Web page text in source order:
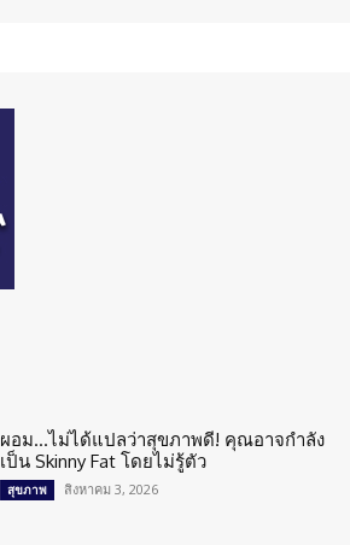
ผอม…ไม่ได้แปลว่าสุขภาพดี! คุณอาจกำลัง
เป็น Skinny Fat โดยไม่รู้ตัว
สุขภาพ สิงหาคม 3, 2026